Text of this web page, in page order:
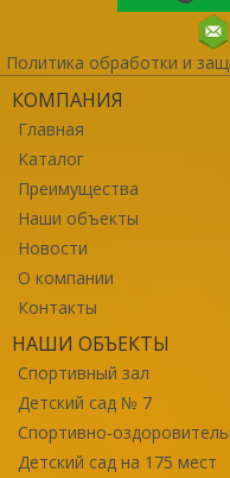
Политика обработки и
КОМПАНИЯ
Главная
Каталог
Преимущества
Наши объекты
Новости
О компании
Контакты
НАШИ ОБЪЕКТЫ
Спортивный зал
Детский сад № 7
Спортивно-
Детский сад на 175 мест